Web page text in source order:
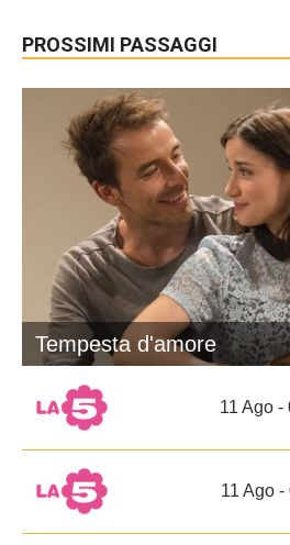
PROSSIMI PASSAGGI
Tempesta d'amore
11 Ago -
11 Ago -